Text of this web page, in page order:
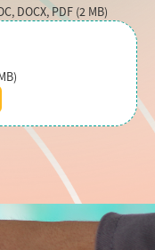
DOCX, PDF (2 MB)